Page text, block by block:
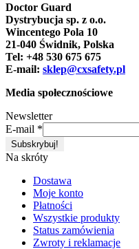
Doctor Guard
Dystrybucja sp. z o.o.
Wincentego Pola 10
21-040 Świdnik, Polska
Tel: +48 530 675 675
E-mail: sklep@cxsafety.pl
Media społecznościowe
Newsletter
E-mail *
Na skróty
Dostawa
Moje konto
Płatności
Wszystkie produkty
Status zamówienia
Zwroty i reklamacje